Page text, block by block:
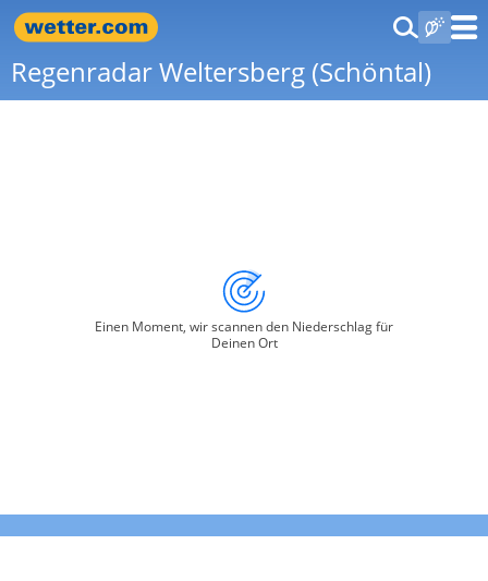
Regenradar Weltersberg (Schöntal)
Einen Moment, wir scannen den Niederschlag für
Deinen Ort